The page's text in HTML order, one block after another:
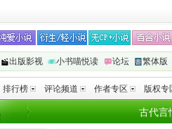
出版影视 小书喵悦读 论坛 繁体版
排行榜 评论频道 作者专区 版权专
古代言